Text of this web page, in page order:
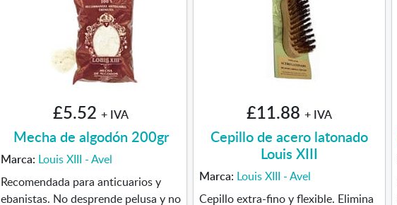
£5.52 + IVA
Mecha de algodón 200gr
Marca: Louis XIII - Avel
Recomendada para anticuarios y
ebanistas. No desprende pelusa y no
£11.88 + IVA
Cepillo de acero latonado
Louis XIII
Marca: Louis XIII - Avel
Cepillo extra-fino y flexible. Elimina